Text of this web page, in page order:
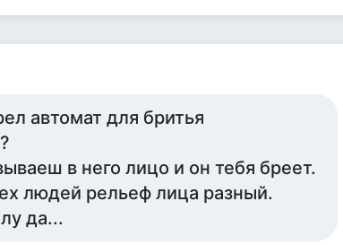
автомат для бритья
в него лицо и он тебя бреет.
людей рельеф лица разный.
да...